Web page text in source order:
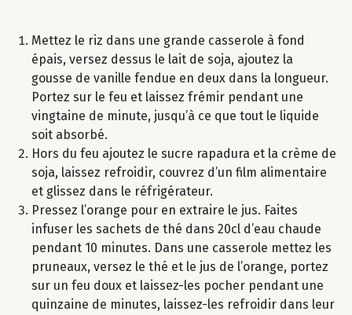
Mettez le riz dans une grande casserole à fond
épais, versez dessus le lait de soja, ajoutez la
gousse de vanille fendue en deux dans la longueur.
Portez sur le feu et laissez frémir pendant une
vingtaine de minute, jusqu’à ce que tout le liquide
soit absorbé.
Hors du feu ajoutez le sucre rapadura et la crème de
soja, laissez refroidir, couvrez d’un film alimentaire
et glissez dans le réfrigérateur.
Pressez l’orange pour en extraire le jus. Faites
infuser les sachets de thé dans 20cl d’eau chaude
pendant 10 minutes. Dans une casserole mettez les
pruneaux, versez le thé et le jus de l’orange, portez
sur un feu doux et laissez-les pocher pendant une
quinzaine de minutes, laissez-les refroidir dans leur